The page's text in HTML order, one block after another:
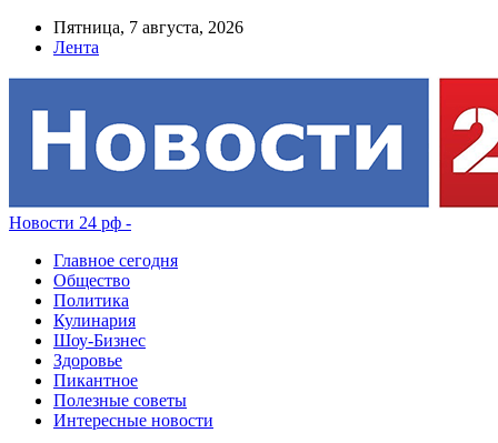
Пятница, 7 августа, 2026
Лента
Новости 24 рф -
Главное сегодня
Общество
Политика
Кулинария
Шоу-Бизнес
Здоровье
Пикантное
Полезные советы
Интересные новости